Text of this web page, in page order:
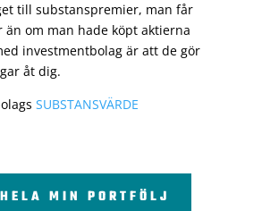
till substanspremier, man får
än om man hade köpt aktierna
investmentbolag är att de gör
åt dig.
SUBSTANSVÄRDE
MIN PORTFÖLJ